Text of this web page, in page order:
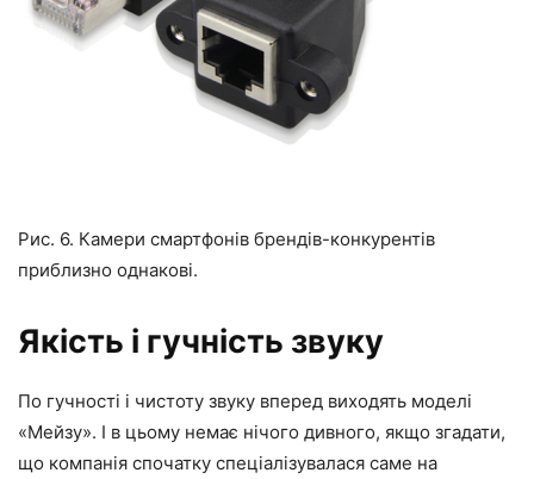
Рис. 6. Камери смартфонів брендів-конкурентів
приблизно однакові.
Якість і гучність звуку
По гучності і чистоту звуку вперед виходять моделі
«Мейзу». І в цьому немає нічого дивного, якщо згадати,
що компанія спочатку спеціалізувалася саме на